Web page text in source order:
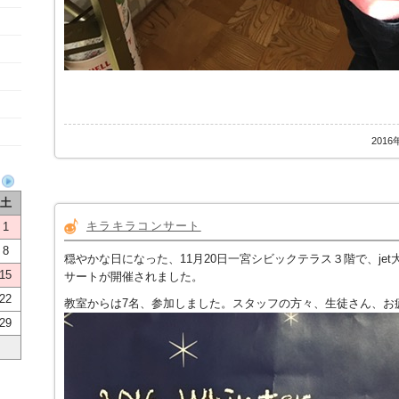
2016
キラキラコンサート
穏やかな日になった、11月20日一宮シビックテラス３階で、jet
サートが開催されました。
教室からは7名、参加しました。スタッフの方々、生徒さん、お
土
1
8
15
22
29